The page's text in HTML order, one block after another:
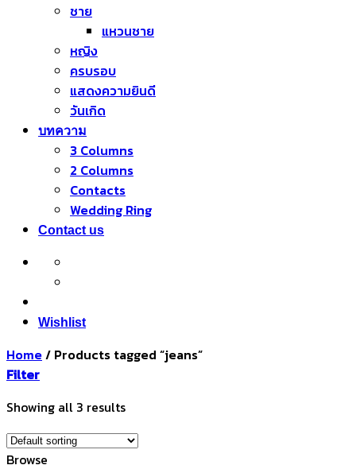
ชาย
แหวนชาย
หญิง
ครบรอบ
แสดงความยินดี
วันเกิด
บทความ
3 Columns
2 Columns
Contacts
Wedding Ring
Contact us
Wishlist
Home/ Products tagged “jeans”
Filter
Showing all 3 results
Browse